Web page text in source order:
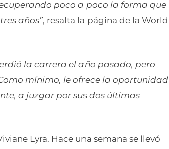
poco a poco la forma que
años”, resalta la página de la World
la carrera el año pasado, pero
mínimo, le ofrece la oportunidad
a juzgar por sus dos últimas
Lyra. Hace una semana se llevó